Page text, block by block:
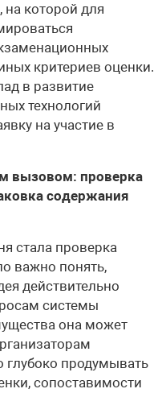
которой для
критериев оценки.
в развитие
технологий
на участие в
вызовом: проверка
содержания
стала проверка
важно понять,
действительно
системы
она может
продумывать
сопоставимости